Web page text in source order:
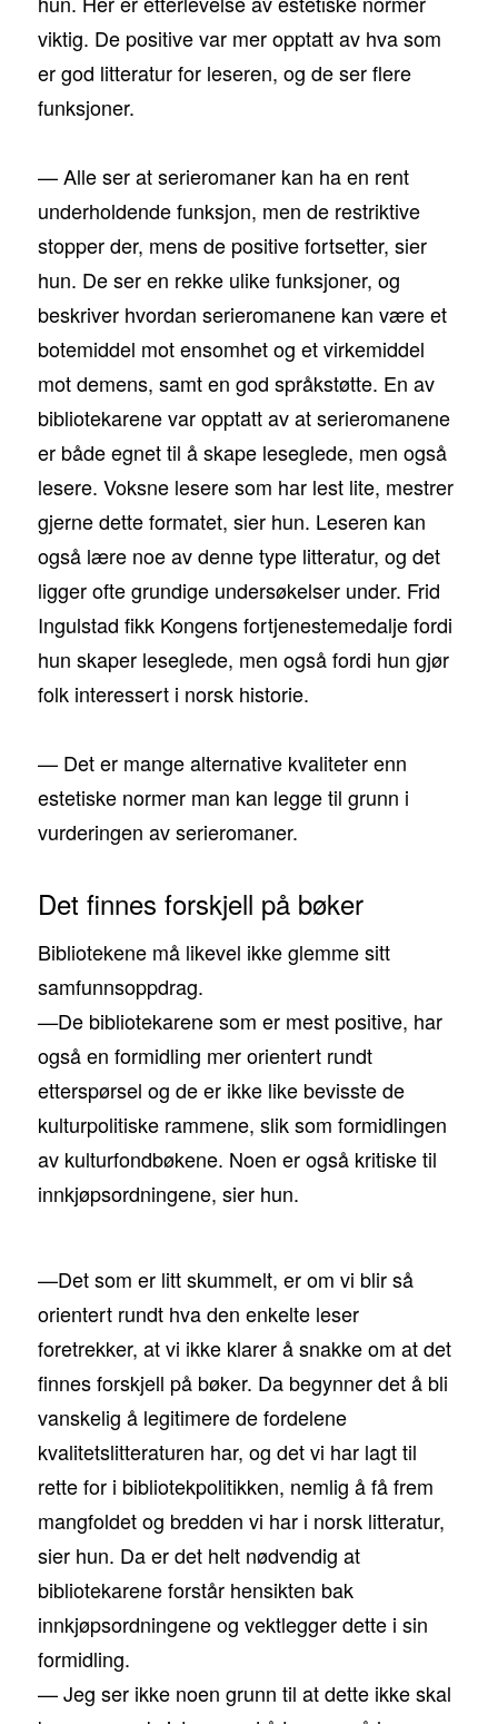
viktig. De positive var mer opptatt av hva som
er god litteratur for leseren, og de ser flere
funksjoner.
— Alle ser at serieromaner kan ha en rent
underholdende funksjon, men de restriktive
stopper der, mens de positive fortsetter, sier
hun. De ser en rekke ulike funksjoner, og
beskriver hvordan serieromanene kan være et
botemiddel mot ensomhet og et virkemiddel
mot demens, samt en god språkstøtte. En av
bibliotekarene var opptatt av at serieromanene
er både egnet til å skape leseglede, men også
lesere. Voksne lesere som har lest lite, mestrer
gjerne dette formatet, sier hun. Leseren kan
også lære noe av denne type litteratur, og det
ligger ofte grundige undersøkelser under. Frid
Ingulstad fikk Kongens fortjenestemedalje fordi
hun skaper leseglede, men også fordi hun gjør
folk interessert i norsk historie.
— Det er mange alternative kvaliteter enn
estetiske normer man kan legge til grunn i
vurderingen av serieromaner.
Det finnes forskjell på bøker
Bibliotekene må likevel ikke glemme sitt
samfunnsoppdrag.
—De bibliotekarene som er mest positive, har
også en formidling mer orientert rundt
etterspørsel og de er ikke like bevisste de
kulturpolitiske rammene, slik som formidlingen
av kulturfondbøkene. Noen er også kritiske til
innkjøpsordningene, sier hun.
—Det som er litt skummelt, er om vi blir så
orientert rundt hva den enkelte leser
foretrekker, at vi ikke klarer å snakke om at det
finnes forskjell på bøker. Da begynner det å bli
vanskelig å legitimere de fordelene
kvalitetslitteraturen har, og det vi har lagt til
rette for i bibliotekpolitikken, nemlig å få frem
mangfoldet og bredden vi har i norsk litteratur,
sier hun. Da er det helt nødvendig at
bibliotekarene forstår hensikten bak
innkjøpsordningene og vektlegger dette i sin
formidling.
— Jeg ser ikke noen grunn til at dette ikke skal